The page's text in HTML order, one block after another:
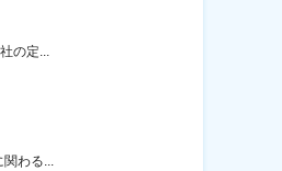
の定...
関わる...